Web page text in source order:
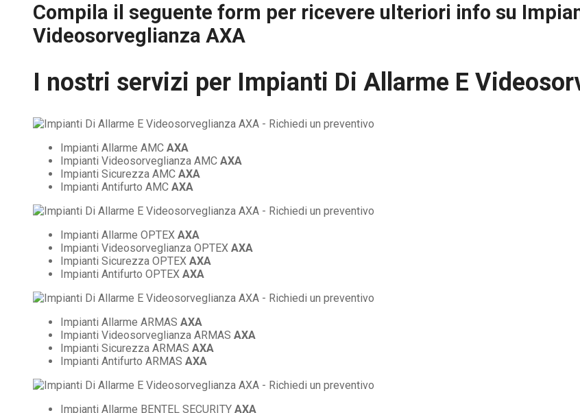
Compila il seguente form per ricevere ulteriori info su
Videosorveglianza AXA
I nostri servizi per Impianti Di Allarme E
Impianti Allarme AMC AXA
Impianti Videosorveglianza AMC AXA
Impianti Sicurezza AMC AXA
Impianti Antifurto AMC AXA
Impianti Allarme OPTEX AXA
Impianti Videosorveglianza OPTEX AXA
Impianti Sicurezza OPTEX AXA
Impianti Antifurto OPTEX AXA
Impianti Allarme ARMAS AXA
Impianti Videosorveglianza ARMAS AXA
Impianti Sicurezza ARMAS AXA
Impianti Antifurto ARMAS AXA
Impianti Allarme BENTEL SECURITY AXA